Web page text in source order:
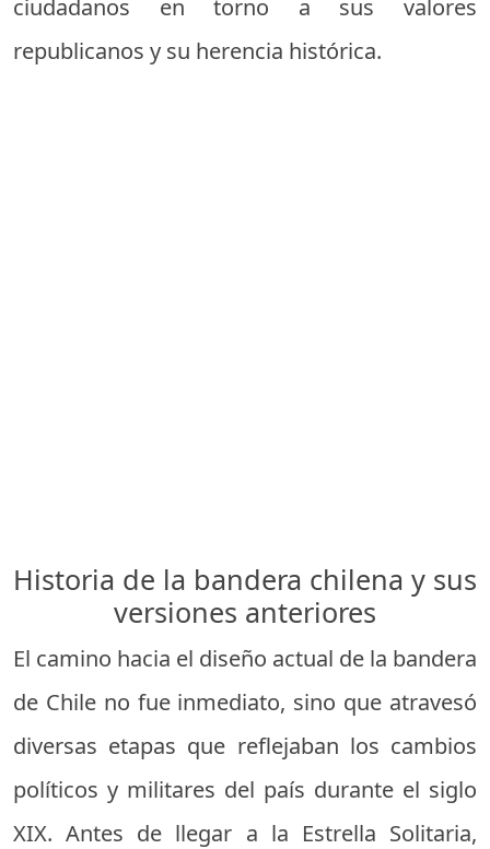
ciudadanos en torno a sus valores
republicanos y su herencia histórica.
Historia de la bandera chilena y sus
versiones anteriores
El camino hacia el diseño actual de la bandera
de Chile no fue inmediato, sino que atravesó
diversas etapas que reflejaban los cambios
políticos y militares del país durante el siglo
XIX. Antes de llegar a la Estrella Solitaria,